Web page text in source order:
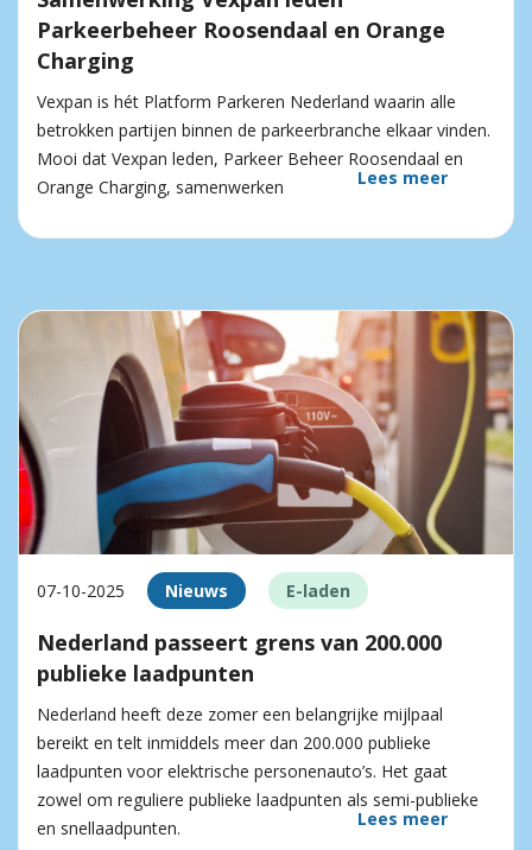
Parkeerbeheer Roosendaal en Orange
Charging
Vexpan is hét Platform Parkeren Nederland waarin alle
betrokken partijen binnen de parkeerbranche elkaar vinden.
Mooi dat Vexpan leden, Parkeer Beheer Roosendaal en
Orange Charging, samenwerken
Lees meer
07-10-2025 Nieuws E-laden
Nederland passeert grens van 200.000
publieke laadpunten
Nederland heeft deze zomer een belangrijke mijlpaal
bereikt en telt inmiddels meer dan 200.000 publieke
laadpunten voor elektrische personenauto’s. Het gaat
zowel om reguliere publieke laadpunten als semi-publieke
en snellaadpunten.
Lees meer